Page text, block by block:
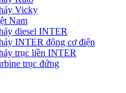
Vicky
Nam
diesel INTER
INTER động cơ điện
trục liền INTER
trục đứng